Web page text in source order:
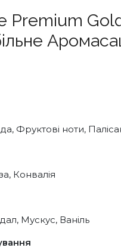
Premium
Фруктові ноти,
Конвалія
Мускус, Ваніль